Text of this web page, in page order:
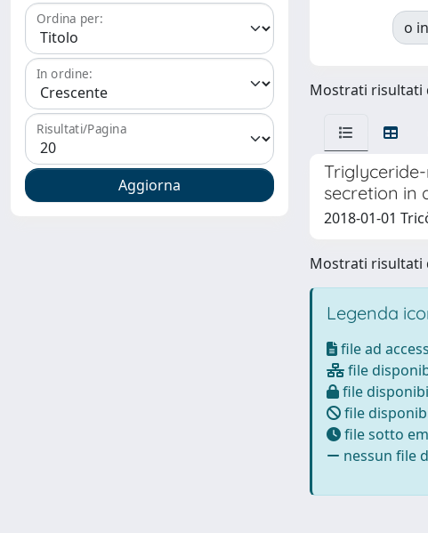
Ordina per:
In ordine:
Risultati/Pagina
o
Mostrati risultati
secretion in
2018-01-01
Mostrati risultati
Legenda
file ad
file
file
file
file sotto
nessun file